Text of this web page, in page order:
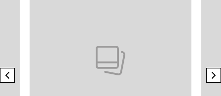
previous element